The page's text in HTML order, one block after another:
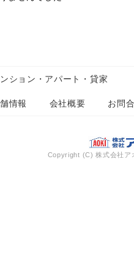
ション・アパート・貸家
情報 会社概要 お問
Copyright (C) 株式会社ア